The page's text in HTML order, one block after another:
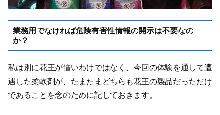
業務用でなければ危険有害性情報の開示は不要なの
か？
私は別に花王が憎いわけではなく、今回の体験を通して遭
遇した柔軟剤が、たまたまどちらも花王の製品だっただけ
であることを念のために記しておきます。